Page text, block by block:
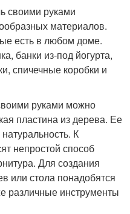
своими руками
материалов.
есть в любом доме.
банки из-под йогурта,
спичечные коробки и
руками можно
пластина из дерева. Ее
К
непростой способ
Для создания
или стола понадобятся
различные инструменты